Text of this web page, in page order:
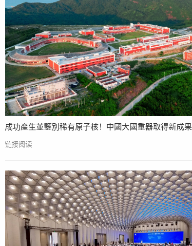
成功產生並鑒別稀有原子核！中國大國重器取得新成果
链接阅读